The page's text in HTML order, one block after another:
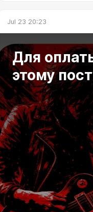
Jul 23 20:23
Для
этому